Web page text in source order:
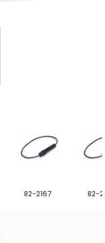
82-2167 82-